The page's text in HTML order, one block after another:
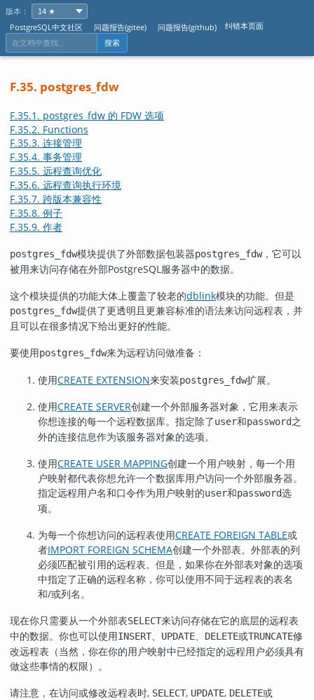
版本：
PostgreSQL中文社区
问题报告(gitee) 问题报告(github) 纠错本页面
搜索
F.35. postgres_fdw
F.35.1. postgres_fdw 的 FDW 选项
F.35.2. Functions
F.35.3. 连接管理
F.35.4. 事务管理
F.35.5. 远程查询优化
F.35.6. 远程查询执行环境
F.35.7. 跨版本兼容性
F.35.8. 例子
F.35.9. 作者
postgres_fdw模块提供了外部数据包装器postgres_fdw，它可以
被用来访问存储在外部PostgreSQL服务器中的数据。
这个模块提供的功能大体上覆盖了较老的dblink模块的功能。但是
postgres_fdw提供了更透明且更兼容标准的语法来访问远程表，并
且可以在很多情况下给出更好的性能。
要使用postgres_fdw来为远程访问做准备：
使用CREATE EXTENSION来安装postgres_fdw扩展。
使用CREATE SERVER创建一个外部服务器对象，它用来表示
你想连接的每一个远程数据库。指定除了user和password之
外的连接信息作为该服务器对象的选项。
使用CREATE USER MAPPING创建一个用户映射，每一个用
户映射都代表你想允许一个数据库用户访问一个外部服务器。
指定远程用户名和口令作为用户映射的user和password选
项。
为每一个你想访问的远程表使用CREATE FOREIGN TABLE或
者IMPORT FOREIGN SCHEMA创建一个外部表。外部表的列
必须匹配被引用的远程表。但是，如果你在外部表对象的选项
中指定了正确的远程名称，你可以使用不同于远程表的表名
和/或列名。
现在你只需要从一个外部表SELECT来访问存储在它的底层的远程表
中的数据。你也可以使用INSERT、 UPDATE、 DELETE或TRUNCATE修
改远程表（当然，你在你的用户映射中已经指定的远程用户必须具有
做这些事情的权限）。
请注意，在访问或修改远程表时, SELECT, UPDATE, DELETE或